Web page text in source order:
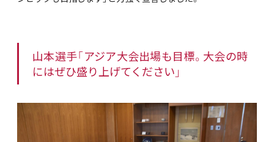
山本選手「アジア大会出場も目標。大会の時
にはぜひ盛り上げてください」